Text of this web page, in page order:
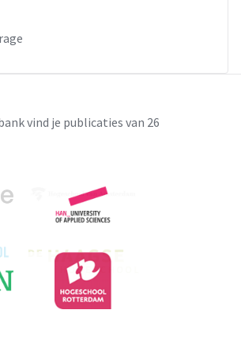
vind je publicaties van 26